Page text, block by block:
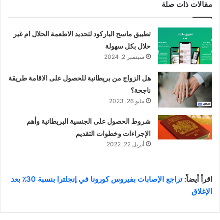
مقالات ذات صلة
تطبيق ماسح الباركود لتحديد الاطعمة الحلال ام غير
حلال بكل سهولة
سبتمبر 2, 2024
هل الزواج من بريطانية للحصول على الاقامة طريقة
ناجحة؟
مايو 26, 2023
شروط الحصول على الجنسية البريطانية وأهم
الإجراءات وخطوات التقديم
أبريل 22, 2022
اقرأ أيضاً:
تراجع الإصابات بفيروس كورونا في إنجلترا بنسبة 30٪ بعد
الإغلاق